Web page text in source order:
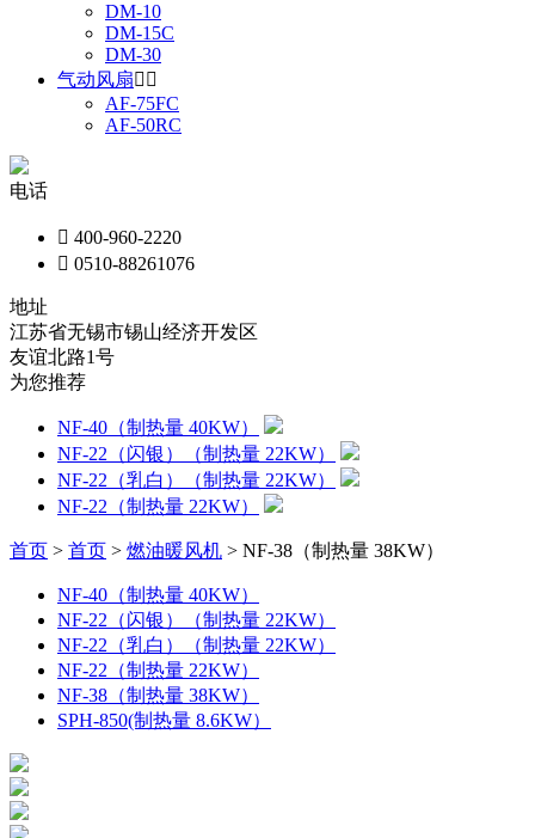
DM-10
DM-15C
DM-30
气动风扇 
AF-75FC
AF-50RC
电话
 400-960-2220
 0510-88261076
地址
江苏省无锡市锡山经济开发区
友谊北路1号
为您推荐
NF-40（制热量 40KW）
NF-22（闪银）（制热量 22KW）
NF-22（乳白）（制热量 22KW）
NF-22（制热量 22KW）
首页 > 首页 > 燃油暖风机 > NF-38（制热量 38KW）
NF-40（制热量 40KW）
NF-22（闪银）（制热量 22KW）
NF-22（乳白）（制热量 22KW）
NF-22（制热量 22KW）
NF-38（制热量 38KW）
SPH-850(制热量 8.6KW）